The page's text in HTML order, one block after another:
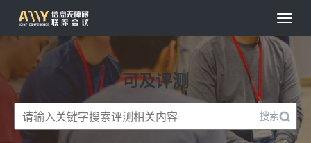
可及评测
搜索